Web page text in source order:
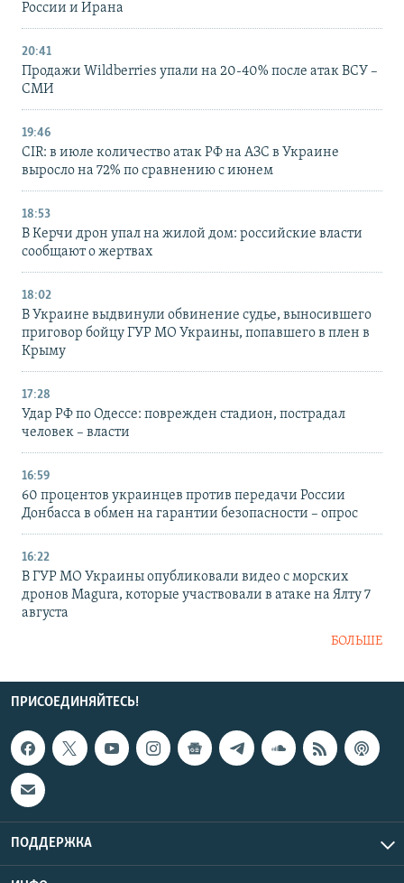
России и Ирана
20:41
Продажи Wildberries упали на 20-40% после атак ВСУ –
СМИ
19:46
CIR: в июле количество атак РФ на АЗС в Украине
выросло на 72% по сравнению с июнем
18:53
В Керчи дрон упал на жилой дом: российские власти
сообщают о жертвах
18:02
В Украине выдвинули обвинение судье, выносившего
приговор бойцу ГУР МО Украины, попавшего в плен в
Крыму
17:28
Удар РФ по Одессе: поврежден стадион, пострадал
человек – власти
16:59
60 процентов украинцев против передачи России
Донбасса в обмен на гарантии безопасности – опрос
16:22
В ГУР МО Украины опубликовали видео с морских
дронов Magura, которые участвовали в атаке на Ялту 7
августа
БОЛЬШЕ
ПРИСОЕДИНЯЙТЕСЬ!
ПОДДЕРЖКА